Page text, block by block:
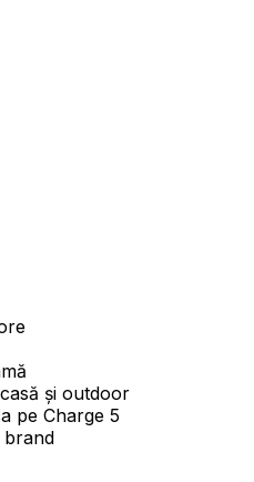
și outdoor
pe Charge 5
brand